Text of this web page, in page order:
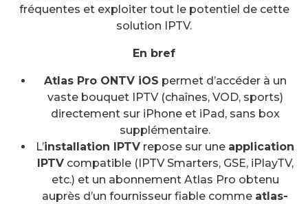
fréquentes et exploiter tout le potentiel de cette
solution IPTV.
En bref
Atlas Pro ONTV iOS permet d’accéder à un
vaste bouquet IPTV (chaînes, VOD, sports)
directement sur iPhone et iPad, sans box
supplémentaire.
L’installation IPTV repose sur une application
IPTVcompatible (IPTV Smarters, GSE, iPlayTV,
etc.) et un abonnement Atlas Pro obtenu
auprès d’un fournisseur fiable comme atlas-